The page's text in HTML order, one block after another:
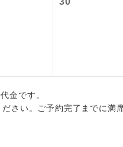
金です。
さい。ご予約完了までに満
上）1,000円、子供（2歳以
）1,000円、子供（2歳以
上）4,600円、子供（2歳以
）4,600円、子供（2歳以
）4,600円、子供（2歳以
1名様から出発可能な